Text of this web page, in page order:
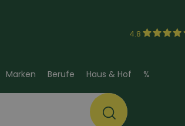
4.8
Marken Berufe Haus & Hof %